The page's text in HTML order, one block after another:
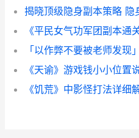
揭晓顶级隐身副本策略 隐